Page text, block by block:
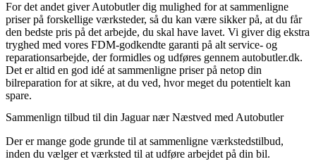
For det andet giver Autobutler dig mulighed for at sammenligne
priser på forskellige værksteder, så du kan være sikker på, at du får
den bedste pris på det arbejde, du skal have lavet. Vi giver dig ekstra
tryghed med vores FDM-godkendte garanti på alt service- og
reparationsarbejde, der formidles og udføres gennem autobutler.dk.
Det er altid en god idé at sammenligne priser på netop din
bilreparation for at sikre, at du ved, hvor meget du potentielt kan
spare.
Sammenlign tilbud til din Jaguar nær Næstved med Autobutler
Der er mange gode grunde til at sammenligne værkstedstilbud,
inden du vælger et værksted til at udføre arbejdet på din bil.